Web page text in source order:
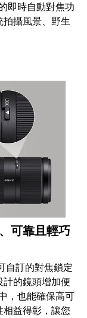
即時自動對焦功
攝風景、野生
可靠且輕巧
自訂的對焦鎖定
的鏡頭增加便
，也能確保高可
益得彰，讓您